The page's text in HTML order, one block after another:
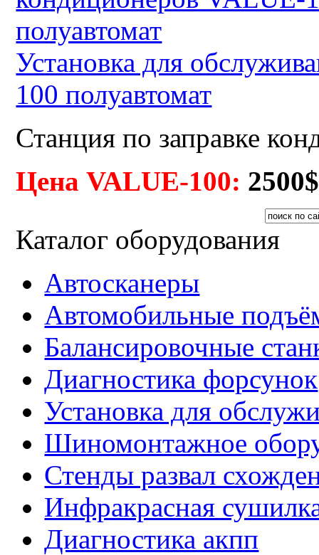
Установка для
100 полуавтомат
Станция по заправке
Цена VALUE-100: 2500$
Каталог оборудования
Автосканеры
Автомобильные
Балансировочные
Диагностика форсунок
Установка для
Шиномонтажное
Стенды развал
Инфракрасная
Диагностика акпп